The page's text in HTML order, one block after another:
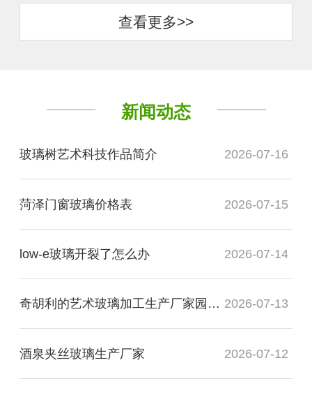
查看更多>>
新闻动态
玻璃树艺术科技作品简介 2026-07-16
菏泽门窗玻璃价格表 2026-07-15
low-e玻璃开裂了怎么办 2026-07-14
奇胡利的艺术玻璃加工生产厂家园展现了什么 2026-07-13
酒泉夹丝玻璃生产厂家 2026-07-12